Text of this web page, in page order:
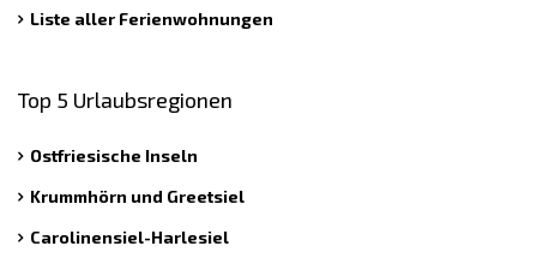
Liste aller Ferienwohnungen
Top 5 Urlaubsregionen
Ostfriesische Inseln
Krummhörn und Greetsiel
Carolinensiel-Harlesiel